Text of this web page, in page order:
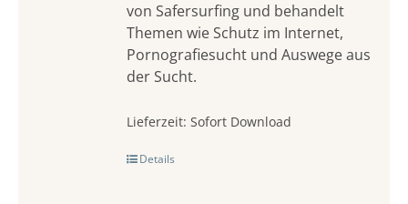
von Safersurfing und behandelt
Themen wie Schutz im Internet,
Pornografiesucht und Auswege aus
der Sucht.
Lieferzeit:Sofort Download
Details